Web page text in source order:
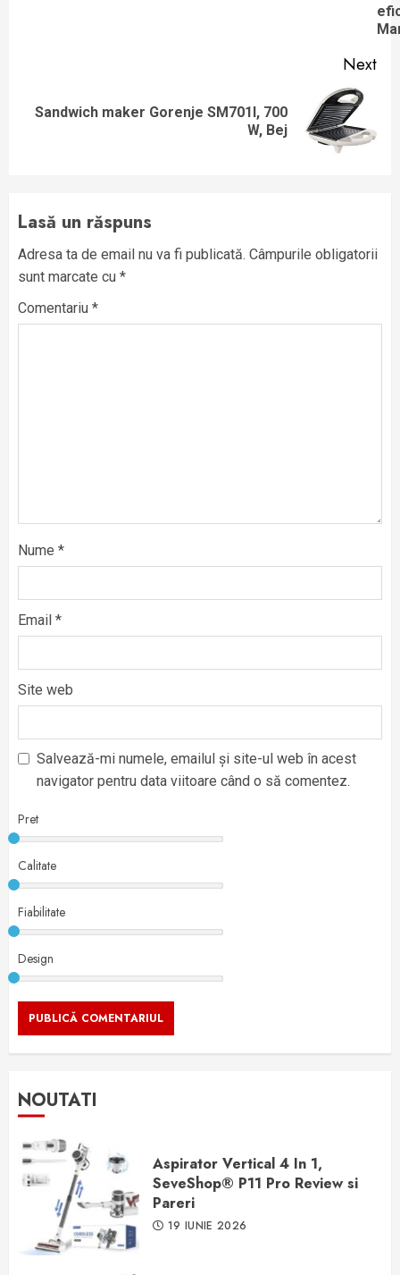
Next
Next
Sandwich maker Gorenje SM701I, 700
W, Bej
Lasă un răspuns
Adresa ta de email nu va fi publicată. Câmpurile obligatorii
sunt marcate cu *
Comentariu *
Nume *
Email *
Site web
Salvează-mi numele, emailul și site-ul web în acest
navigator pentru data viitoare când o să comentez.
Pret
Calitate
Fiabilitate
Design
NOUTATI
Aspirator Vertical 4 In 1,
SeveShop® P11 Pro Review si
Pareri
19 IUNIE 2026